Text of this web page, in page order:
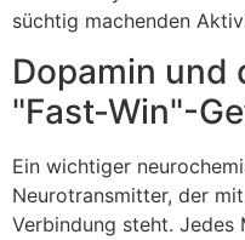
süchtig machenden
Dopamin und
"Fast-Win"-
Ein wichtiger
Neurotransmitter, der
Verbindung steht. Jedes